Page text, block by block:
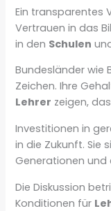
Ein transparentes
Vertrauen in das
in den Schulen
Bundesländer wie
Zeichen. Ihre
Lehrer zeigen,
Investitionen in
in die Zukunft. Sie
Generationen und
Die Diskussion
Konditionen für